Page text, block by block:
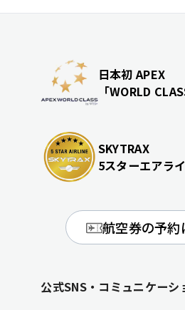
日本初 APEX
「WORLD
SKYTRAX
5スターエアラ
航空券の予約
公式SNS・コミュニケーシ